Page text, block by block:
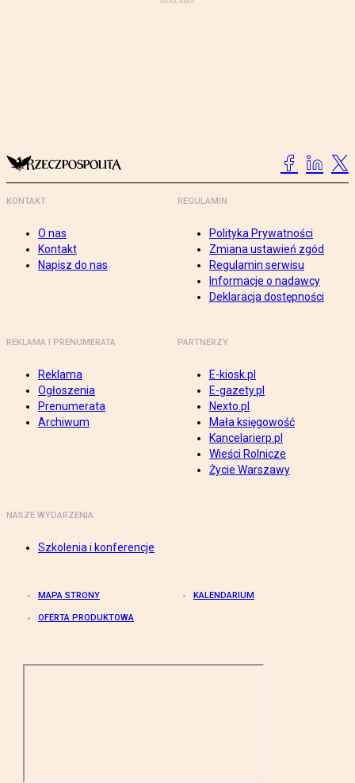
KONTAKT
O nas
Kontakt
Napisz do nas
REGULAMIN
Polityka Prywatności
Zmiana ustawień zgód
Regulamin serwisu
Informacje o nadawcy
Deklaracja dostępności
REKLAMA I PRENUMERATA
Reklama
Ogłoszenia
Prenumerata
Archiwum
PARTNERZY
E-kiosk.pl
E-gazety.pl
Nexto.pl
Mała księgowość
Kancelarierp.pl
Wieści Rolnicze
Życie Warszawy
NASZE WYDARZENIA
Szkolenia i konferencje
MAPA STRONY KALENDARIUM
OFERTA PRODUKTOWA